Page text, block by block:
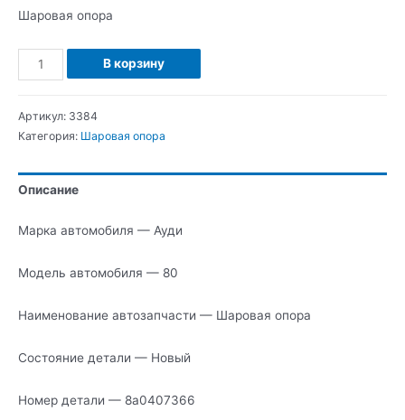
Шаровая опора
Количество
Ауди
Шаровая
В корзину
Артикул: 3384
Категория: Шаровая опора
Описание
Марка автомобиля — Ауди
Модель автомобиля — 80
Наименование автозапчасти — Шаровая опора
Состояние детали — Новый
Номер детали — 8a0407366